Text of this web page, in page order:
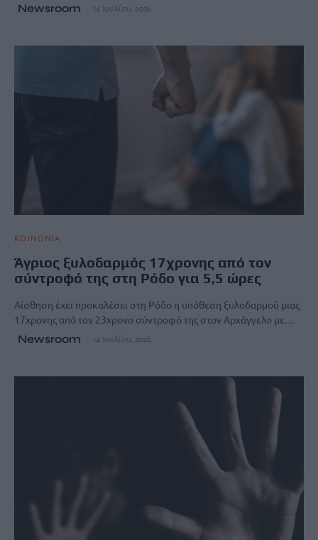
Newsroom 14 Ιουλίου, 2026
ΚΟΙΝΩΝΙΑ
Άγριος ξυλοδαρμός 17χρονης από τον
σύντροφό της στη Ρόδο για 5,5 ώρες
Αίσθηση έχει προκαλέσει στη Ρόδο η υπόθεση ξυλοδαρμού μιας
17χρονης από τον 23χρονο σύντροφό της στον Αρχάγγελο με…
Newsroom 14 Ιουλίου, 2026